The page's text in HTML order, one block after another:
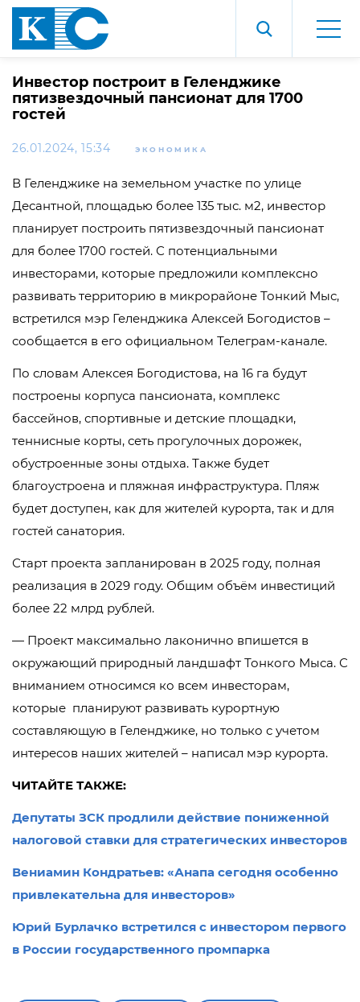
Инвестор построит в Геленджике
пятизвездочный пансионат для 1700
гостей
26.01.2024, 15:34 ЭКОНОМИКА
В Геленджике на земельном участке по улице
Десантной, площадью более 135 тыс. м2, инвестор
планирует построить пятизвездочный пансионат
для более 1700 гостей. С потенциальными
инвесторами, которые предложили комплексно
развивать территорию в микрорайоне Тонкий Мыс,
встретился мэр Геленджика Алексей Богодистов –
сообщается в его официальном Телеграм-канале.
По словам Алексея Богодистова, на 16 га будут
построены корпуса пансионата, комплекс
бассейнов, спортивные и детские площадки,
теннисные корты, сеть прогулочных дорожек,
обустроенные зоны отдыха. Также будет
благоустроена и пляжная инфраструктура. Пляж
будет доступен, как для жителей курорта, так и для
гостей санатория.
Старт проекта запланирован в 2025 году, полная
реализация в 2029 году. Общим объём инвестиций
более 22 млрд рублей.
— Проект максимально лаконично впишется в
окружающий природный ландшафт Тонкого Мыса. С
вниманием относимся ко всем инвесторам,
которые планируют развивать курортную
составляющую в Геленджике, но только с учетом
интересов наших жителей – написал мэр курорта.
ЧИТАЙТЕ ТАКЖЕ:
Депутаты ЗСК продлили действие пониженной
налоговой ставки для стратегических инвесторов
Вениамин Кондратьев: «Анапа сегодня особенно
привлекательна для инвесторов»
Юрий Бурлачко встретился с инвестором первого
в России государственного промпарка